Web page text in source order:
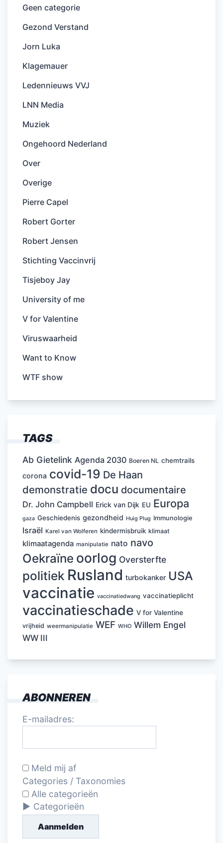
Geen categorie
Gezond Verstand
Jorn Luka
Klagemauer
Ledennieuws VVJ
LNN Media
Muziek
Ongehoord Nederland
Over
Overige
Pierre Capel
Robert Gorter
Robert Jensen
Stichting Vaccinvrij
Tisjeboy Jay
University of me
V for Valentine
Viruswaarheid
Want to Know
WTF show
TAGS
Ab Gietelink Agenda 2030 Boeren NL chemtrails
corona covid-19 De Haan
demonstratie docu documentaire
Dr. John Campbell Erick van Dijk EU Europa
gaza Geschiedenis gezondheid Huig Plug Immunologie
Israël Karel van Wolferen kindermisbruik klimaat
klimaatagenda manipulatie nato navo
Oekraïne oorlog Oversterfte
politiek Rusland turbokanker USA
vaccinatie vaccinatiedwang vaccinatieplicht
vaccinatieschade V for Valentine
vrijheid weermanipulatie WEF WHO Willem Engel
WW III
ABONNEREN
E-mailadres:
Meld mij af
Categories / Taxonomies
Alle categorieën
Categorieën
Aanmelden